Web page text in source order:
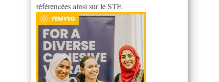
référencées ainsi sur le STF.